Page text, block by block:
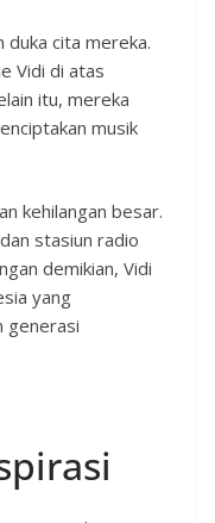
duka cita mereka.
Vidi di atas
itu, mereka
musik
kehilangan besar.
stasiun radio
demikian, Vidi
yang
generasi